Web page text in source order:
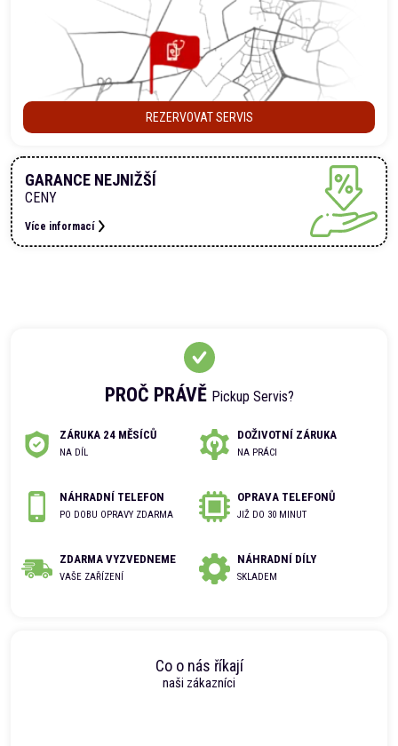
PROČ PRÁVĚ Pickup Servis?
ZÁRUKA 24 MĚSÍCŮ
NA DÍL
DOŽIVOTNÍ ZÁRUKA
NA PRÁCI
NÁHRADNÍ TELEFON
PO DOBU OPRAVY ZDARMA
OPRAVA TELEFONŮ
JIŽ DO 30 MINUT
ZDARMA VYZVEDNEME
VAŠE ZAŘÍZENÍ
NÁHRADNÍ DÍLY
SKLADEM
Co o nás říkají
naši zákazníci
REZERVOVAT SERVIS
GARANCE NEJNIŽŠÍ
CENY
Více informací